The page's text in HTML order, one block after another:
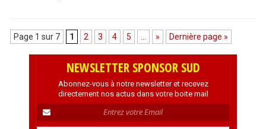
Page 1 sur 7 1 2 3 4 5 » Dernière page »
NEWSLETTER SPONSOR SUD
Abonnez-vous à notre newsletter et recevez
directement nos actus dans votre boite mail